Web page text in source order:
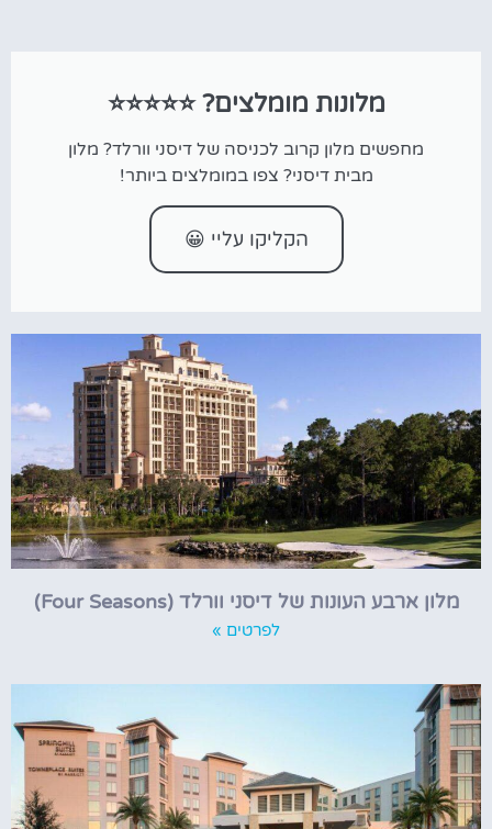
מלונות מומלצים? ⭐⭐⭐⭐⭐
מחפשים מלון קרוב לכניסה של דיסני וורלד? מלון
מבית דיסני? צפו במומלצים ביותר!
הקליקו עליי 😀
מלון ארבע העונות של דיסני וורלד (Four Seasons)
לפרטים »